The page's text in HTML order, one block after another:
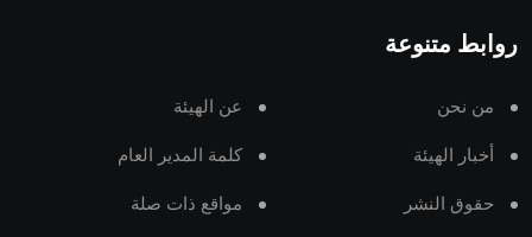
روابط متنوعة
من نحن عن الهيئة
أخبار الهيئة كلمة المدير العام
حقوق النشر مواقع ذات صلة